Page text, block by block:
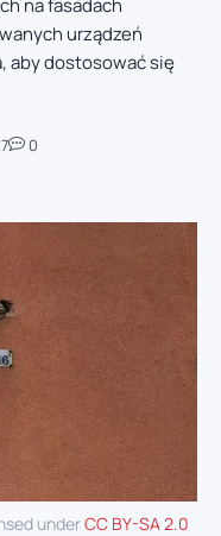
na fasadach
urządzeń
aby dostosować się
0
underCC BY-SA 2.0